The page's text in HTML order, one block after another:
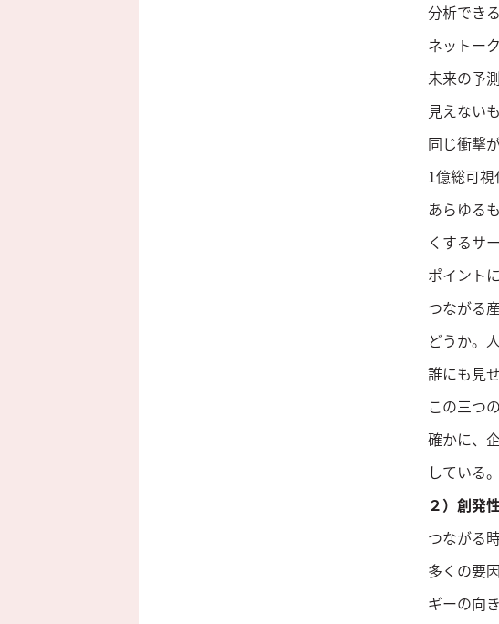
分析でき
ネットー
未来の予
見えない
同じ衝撃
1億総可視
あらゆる
くするサ
ポイント
つながる
どうか。
誰にも見
この三つ
確かに、
している。
２）創発
つながる
多くの要
ギーの向